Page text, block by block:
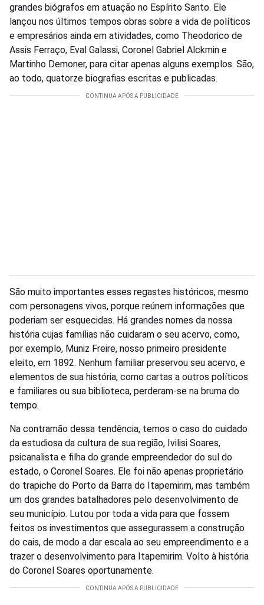
grandes biógrafos em atuação no Espírito Santo. Ele
lançou nos últimos tempos obras sobre a vida de políticos
e empresários ainda em atividades, como Theodorico de
Assis Ferraço, Eval Galassi, Coronel Gabriel Alckmin e
Martinho Demoner, para citar apenas alguns exemplos. São,
ao todo, quatorze biografias escritas e publicadas.
São muito importantes esses regastes históricos, mesmo
com personagens vivos, porque reúnem informações que
poderiam ser esquecidas. Há grandes nomes da nossa
história cujas famílias não cuidaram o seu acervo, como,
por exemplo, Muniz Freire, nosso primeiro presidente
eleito, em 1892. Nenhum familiar preservou seu acervo, e
elementos de sua história, como cartas a outros políticos
e familiares ou sua biblioteca, perderam-se na bruma do
tempo.
Na contramão dessa tendência, temos o caso do cuidado
da estudiosa da cultura de sua região, Ivilisi Soares,
psicanalista e filha do grande empreendedor do sul do
estado, o Coronel Soares. Ele foi não apenas proprietário
do trapiche do Porto da Barra do Itapemirim, mas também
um dos grandes batalhadores pelo desenvolvimento de
seu município. Lutou por toda a vida para que fossem
feitos os investimentos que assegurassem a construção
do cais, de modo a dar escala ao seu empreendimento e a
trazer o desenvolvimento para Itapemirim. Volto à história
do Coronel Soares oportunamente.